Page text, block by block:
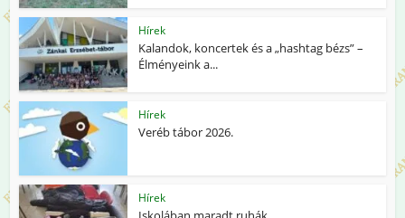
Hírek
Kalandok, koncertek és a „hashtag bézs” –
Élményeink a...
Hírek
Veréb tábor 2026.
Hírek